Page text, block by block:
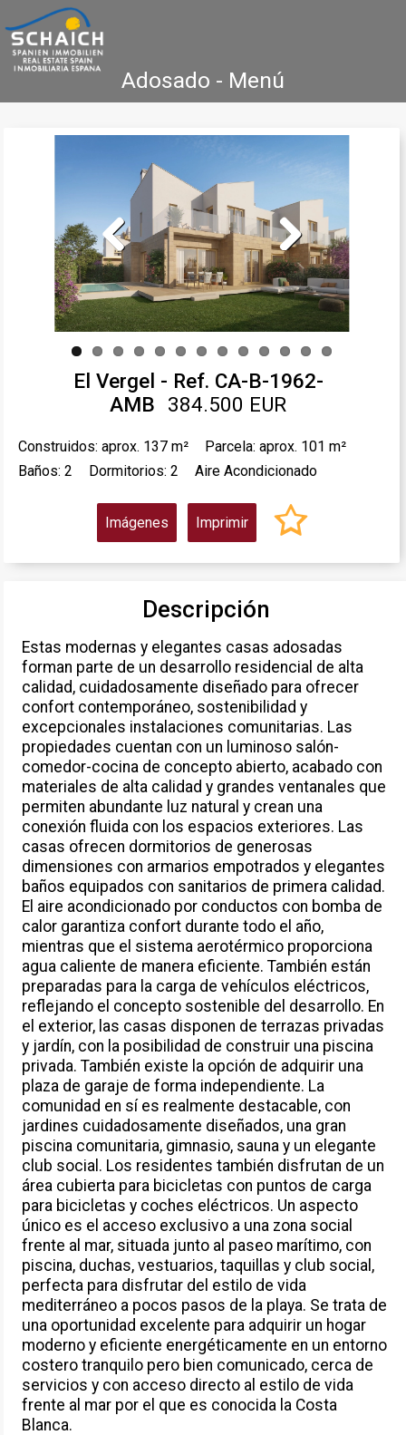
Adosado - Menú
Costa Blanca Venta
Nueva Construcción
Agencia Inmobiliaria Testimonios
Contacto
Previous Next
El Vergel - Ref. CA-B-1962-
AMB
384.500 EUR
Construidos: aprox. 137 m²
Parcela: aprox. 101 m²
Baños: 2
Dormitorios: 2 Aire Acondicionado
Imágenes Imprimir
Descripción
Estas modernas y elegantes casas adosadas
forman parte de un desarrollo residencial de alta
calidad, cuidadosamente diseñado para ofrecer
confort contemporáneo, sostenibilidad y
excepcionales instalaciones comunitarias. Las
propiedades cuentan con un luminoso salón-
comedor-cocina de concepto abierto, acabado con
materiales de alta calidad y grandes ventanales que
permiten abundante luz natural y crean una
conexión fluida con los espacios exteriores. Las
casas ofrecen dormitorios de generosas
dimensiones con armarios empotrados y elegantes
baños equipados con sanitarios de primera calidad.
El aire acondicionado por conductos con bomba de
calor garantiza confort durante todo el año,
mientras que el sistema aerotérmico proporciona
agua caliente de manera eficiente. También están
preparadas para la carga de vehículos eléctricos,
reflejando el concepto sostenible del desarrollo. En
el exterior, las casas disponen de terrazas privadas
y jardín, con la posibilidad de construir una piscina
privada. También existe la opción de adquirir una
plaza de garaje de forma independiente. La
comunidad en sí es realmente destacable, con
jardines cuidadosamente diseñados, una gran
piscina comunitaria, gimnasio, sauna y un elegante
club social. Los residentes también disfrutan de un
área cubierta para bicicletas con puntos de carga
para bicicletas y coches eléctricos. Un aspecto
único es el acceso exclusivo a una zona social
frente al mar, situada junto al paseo marítimo, con
piscina, duchas, vestuarios, taquillas y club social,
perfecta para disfrutar del estilo de vida
mediterráneo a pocos pasos de la playa. Se trata de
una oportunidad excelente para adquirir un hogar
moderno y eficiente energéticamente en un entorno
costero tranquilo pero bien comunicado, cerca de
servicios y con acceso directo al estilo de vida
frente al mar por el que es conocida la Costa
Blanca.